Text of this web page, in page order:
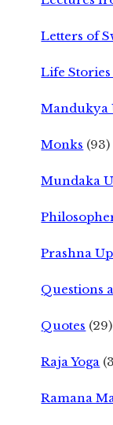
Letters of
Life Stories
Mandukya
Monks (93)
Mundaka
Prashna
Questions
Quotes (29)
Raja Yoga
Ramana